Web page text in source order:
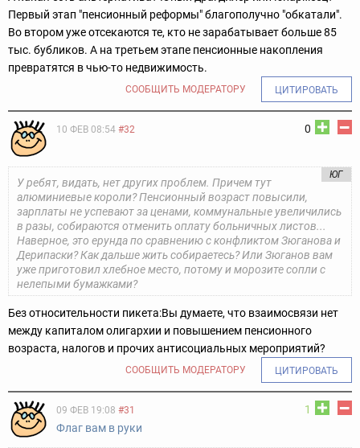
Первый этап "пенсионный реформы" благополучно "обкатали".
Во втором уже отсекаются те, кто не зарабатывает больше 85
тыс. бубликов. А на третьем этапе пенсионные накопления
превратятся в чью-то недвижимость.
СООБЩИТЬ МОДЕРАТОРУ ЦИТИРОВАТЬ
0
10 ФЕВ 08:54 #32
ЮГ
У ребят, видать, нет других проблем. Причем тут
алюминиевые короли? Пенсионный возраст повысили,
зарплаты не успевают за ценами, коммунальные увеличились
в разы, собираются отменить оплату больничных листов...
Наверное, это ерунда по сравнению с конфликтом Зюганова и
Дерипаски? Как дальше жить собираетесь? Или Зюганов вам
уже приготовил хлебное место, потому и морозите сопли с
нелепыми бумажками?
Без относительности пикета:Вы думаете, что взаимосвязи нет
между капиталом олигархии и повышением пенсионного
возраста, налогов и прочих антисоциальных мероприятий?
СООБЩИТЬ МОДЕРАТОРУ ЦИТИРОВАТЬ
1
09 ФЕВ 19:08 #31
Флаг вам в руки